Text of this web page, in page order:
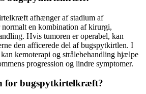
afhænger af stadium af
en kombination af kirurgi,
Hvis tumoren er operabel, kan
den afficerede del af bugspytkirtlen. I
kan kemoterapi og strålebehandling hjælpe
progression og lindre symptomer.
for bugspytkirtelkræft?